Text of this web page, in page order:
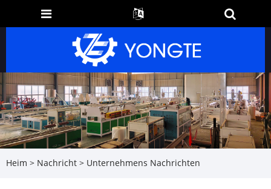
Heim > Nachricht > Unternehmens Nachrichten